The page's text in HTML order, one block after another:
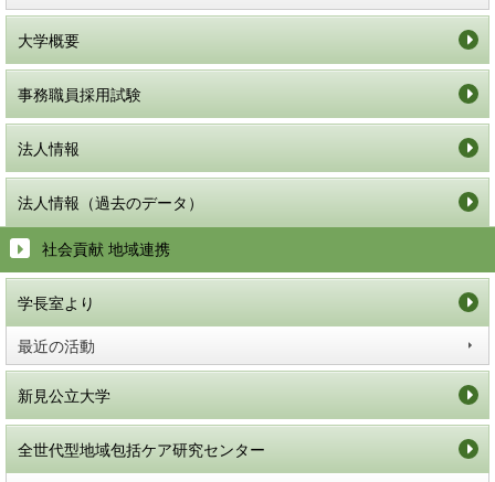
大学概要
事務職員採用試験
法人情報
法人情報（過去のデータ）
社会貢献 地域連携
学長室より
最近の活動
新見公立大学
全世代型地域包括ケア研究センター